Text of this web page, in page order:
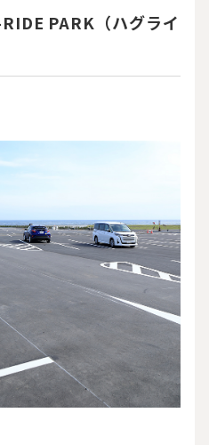
PARK（ハグライ